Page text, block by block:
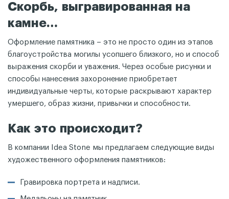
Скорбь, выгравированная на
камне…
Оформление памятника – это не просто один из этапов
благоустройства могилы усопшего близкого, но и способ
выражения скорби и уважения. Через особые рисунки и
способы нанесения захоронение приобретает
индивидуальные черты, которые раскрывают характер
умершего, образ жизни, привычки и способности.
Как это происходит?
В компании Idea Stone мы предлагаем следующие виды
художественного оформления памятников:
Гравировка портрета и надписи.